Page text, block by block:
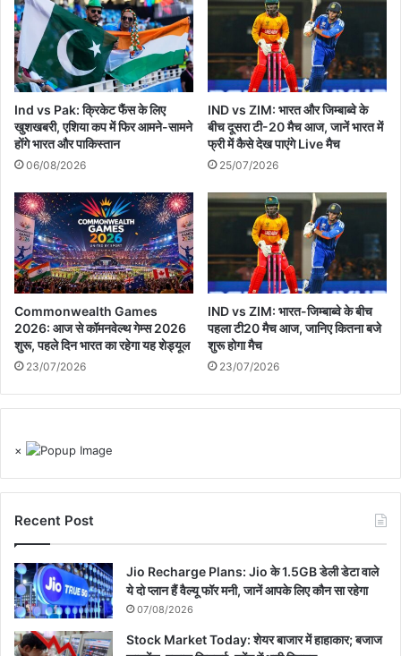
सकते
हैं
अपनी
इनकम
Ind vs Pak: क्रिकेट फैंस के लिए
खुशखबरी, एशिया कप में फिर आमने-सामने
होंगे भारत और पाकिस्तान
06/08/2026
IND vs ZIM: भारत और जिम्बाब्वे के
बीच दूसरा टी-20 मैच आज, जानें भारत में
फ्री में कैसे देख पाएंगे Live मैच
25/07/2026
Commonwealth Games
2026: आज से कॉमनवेल्थ गेम्स 2026
शुरू, पहले दिन भारत का रहेगा यह शेड्यूल
23/07/2026
IND vs ZIM: भारत-जिम्बाब्वे के बीच
पहला टी20 मैच आज, जानिए कितना बजे
शुरू होगा मैच
23/07/2026
×
Recent Post
Jio Recharge Plans: Jio के 1.5GB डेली डेटा वाले
ये दो प्लान हैं वैल्यू फॉर मनी, जानें आपके लिए कौन सा रहेगा
07/08/2026
Stock Market Today: शेयर बाजार में हाहाकार; बजाज